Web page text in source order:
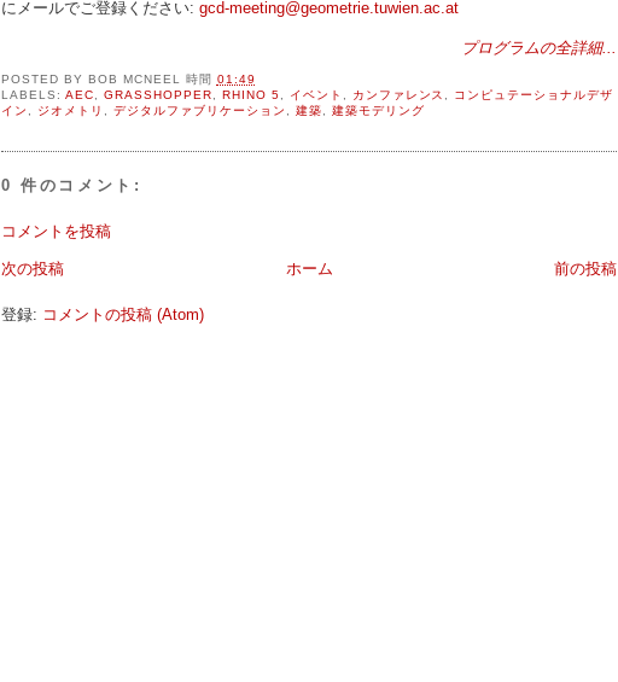
にメールでご登録ください: gcd-meeting@geometrie.tuwien.ac.at
プログラムの全詳細...
POSTED BY BOB MCNEEL 時間 01:49
LABELS: AEC GRASSHOPPER RHINO 5 イベント カンファレンス
コンピュテーショナルデザ
イン
ジオメトリ デジタルファブリケーション 建築 建築モデリング
0 件のコメント:
コメントを投稿
次の投稿 前の投稿
ホーム
登録: コメントの投稿 (Atom)